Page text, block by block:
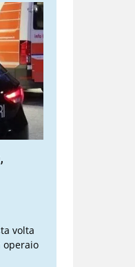
volta
operaio